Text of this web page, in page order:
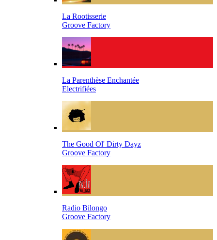
La Rootisserie
Groove Factory
La Parenthèse Enchantée
Electrifiées
The Good Ol' Dirty Dayz
Groove Factory
Radio Bilongo
Groove Factory